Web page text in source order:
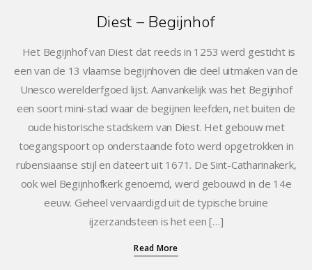
Diest – Begijnhof
Het Begijnhof van Diest dat reeds in 1253 werd gesticht is
een van de 13 vlaamse begijnhoven die deel uitmaken van de
Unesco werelderfgoed lijst. Aanvankelijk was het Begijnhof
een soort mini-stad waar de begijnen leefden, net buiten de
oude historische stadskern van Diest. Het gebouw met
toegangspoort op onderstaande foto werd opgetrokken in
rubensiaanse stijl en dateert uit 1671. De Sint-Catharinakerk,
ook wel Begijnhofkerk genoemd, werd gebouwd in de 14e
eeuw. Geheel vervaardigd uit de typische bruine
ijzerzandsteen is het een […]
Read More